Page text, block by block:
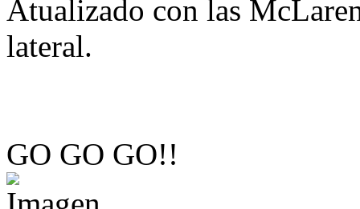
Atualizado con las
lateral.
GO GO GO!!